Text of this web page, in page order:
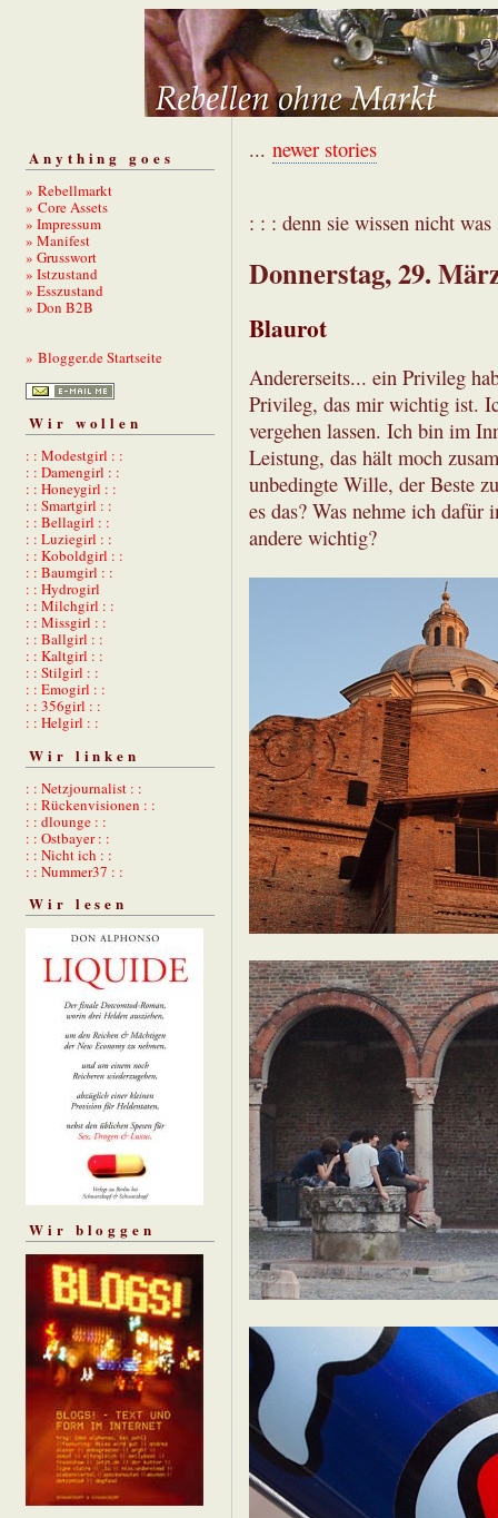
Anything goes
» Rebellmarkt
» Core Assets
» Impressum
» Manifest
» Grusswort
» Istzustand
» Esszustand
» Don B2B
» Blogger.de Startseite
Wir wollen
: : Modestgirl : :
: : Damengirl : :
: : Honeygirl : :
: : Smartgirl : :
: : Bellagirl : :
: : Luziegirl : :
: : Koboldgirl : :
: : Baumgirl : :
: : Hydrogirl
: : Milchgirl : :
: : Missgirl : :
: : Ballgirl : :
: : Kaltgirl : :
: : Stilgirl : :
: : Emogirl : :
: : 356girl : :
: : Helgirl : :
Wir linken
: : Netzjournalist : :
: : Rückenvisionen : :
: : dlounge : :
: : Ostbayer : :
: : Nicht ich : :
: : Nummer37 : :
Wir lesen
Wir bloggen
... newer stories
: : : denn sie wissen nicht
Donnerstag, 29.
Blaurot
Andererseits... ein Privileg
Privileg, das mir wichtig ist.
vergehen lassen. Ich bin im
Leistung, das hält moch
unbedingte Wille, der Beste
es das? Was nehme ich
andere wichtig?